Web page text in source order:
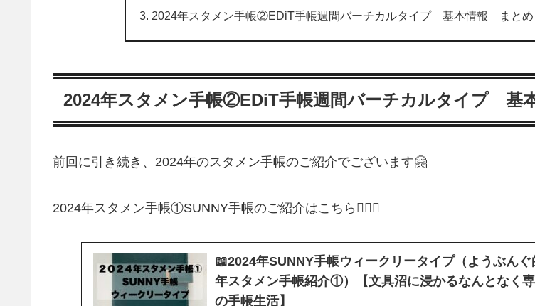
2024年スタメン手帳②EDiT手帳週間バーチカルタイプ 基本情報 まとめ
2024年スタメン手帳②EDiT手帳週間バーチカルタイプ 基
前回に引き続き、2024年のスタメン手帳のご紹介でございます🤗
2024年スタメン手帳①SUNNY手帳のご紹介はこちら💁🏻‍♀️
📖2024年SUNNY手帳ウィークリータイプ（ようぶんぐ
年スタメン手帳紹介①）【文具沼に浸かるなんとなく
の手帳生活】